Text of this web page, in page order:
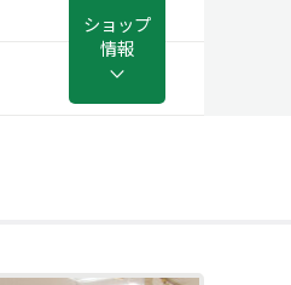
ショップ
情報